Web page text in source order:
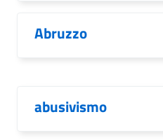
Abruzzo
abusivismo